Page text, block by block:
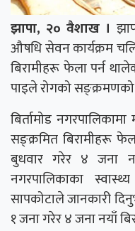
झापा, २० वैशाख ।
औषधि सेवन कार्यक्रम
बिरामीहरू फेला पर्न
पाइले रोगको
बिर्तामोड
सङ्क्रमित बिरामीहरू
बुधवार गरेर ४ जना
नगरपालिकाका
सापकोटाले जानकारी
१ जना गरेर ४ जना नयाँ